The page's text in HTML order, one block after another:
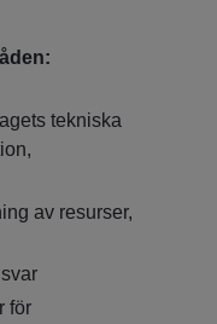
tekniska
av resurser,
för